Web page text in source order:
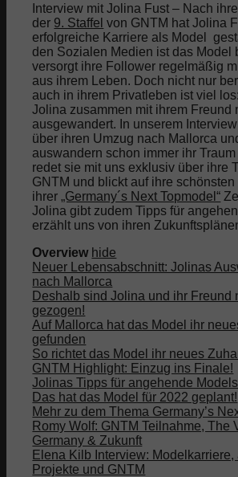
Interview mit Jolina Fust – Nach
der 9. Staffel von GNTM hat Jolina
erfolgreiche Karriere als Model
den Sozialen Medien ist das Model
versorgt ihre Follower regelmäßig
aus ihrem Leben. Doch nicht nur
auch in ihrem Privatleben ist viel
Jolina zusammen mit ihrem Freund
ausgewandert. In unserem
über ihren Umzug nach Mallorca
auswandern schon immer ihr
redet sie mit uns exklusiv über ihre
GNTM und blickt auf ihre
ihrer„Germany´s Next Topmodel“
Jolina gibt zudem Tipps für
erzählt uns von ihren
Overview hide
Neuer Lebensabschnitt: Jolinas
nach Mallorca
Deshalb sind Jolina und ihr Freund
gezogen!
Auf Mallorca hat das Model ihr
gefunden
So richtet das Model ihr neues
GNTM Highlight: Einzug ins Finale!
Jolinas Tipps für angehende Models
Das hat das Model für 2022 geplant!
Mehr zu dem Thema Germany’s
Romy Wolf: GNTM Teilnahme, The
Germany & Zukunft
Elena Kilb Interview: Modelkarriere,
Projekte und GNTM